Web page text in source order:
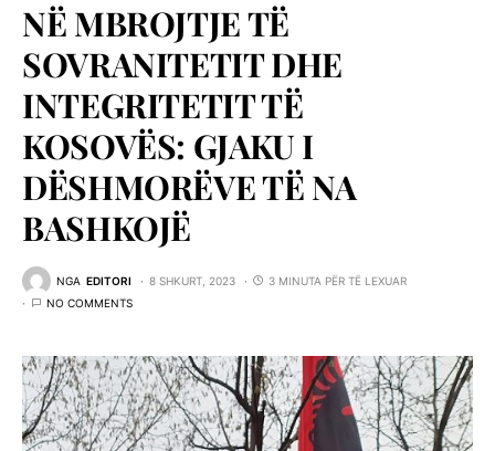
NË MBROJTJE TË
SOVRANITETIT DHE
INTEGRITETIT TË
KOSOVËS: GJAKU I
DËSHMORËVE TË NA
BASHKOJË
NGA EDITORI 8 SHKURT, 2023
3 MINUTA PËR TË LEXUAR
NO COMMENTS